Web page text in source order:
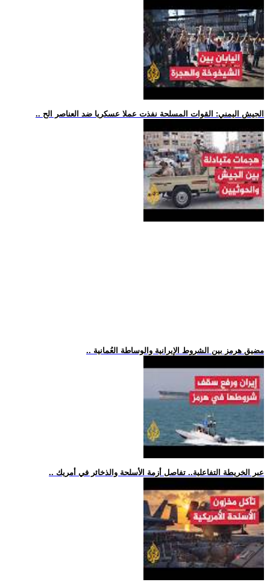
.. الجيش اليمني: القوات المسلحة نفذت عملا عسكريا ضد العناصر الح
.. مضيق هرمز بين الشروط الإيرانية والوساطة العُمانية
.. عبر الخريطة التفاعلية.. تفاصل أزمة الأسلحة والذخائر في أمريك